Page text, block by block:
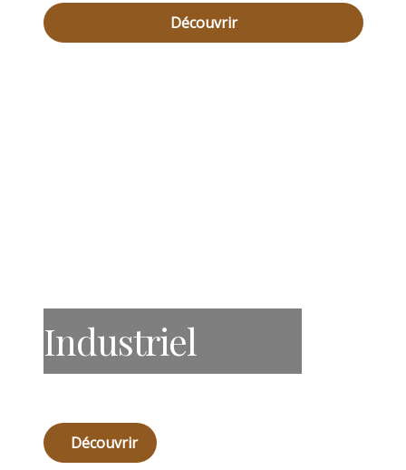
Découvrir
Industriel
Découvrir